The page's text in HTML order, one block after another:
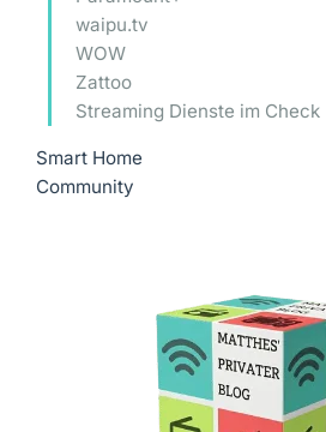
waipu.tv
WOW
Zattoo
Streaming Dienste im Check
Smart Home
Community